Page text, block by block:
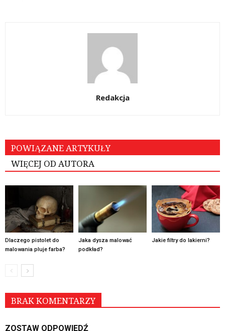
Redakcja
POWIĄZANE ARTYKUŁY
WIĘCEJ OD AUTORA
Dlaczego pistolet do
malowania pluje farba?
Jaka dysza malować
podkład?
Jakie filtry do lakierni?
BRAK KOMENTARZY
ZOSTAW ODPOWIEDŹ